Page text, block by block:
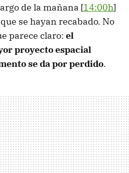
de la mañana [14:00h]
se hayan recabado. No
parece claro: el
proyecto espacial
se da por perdido.